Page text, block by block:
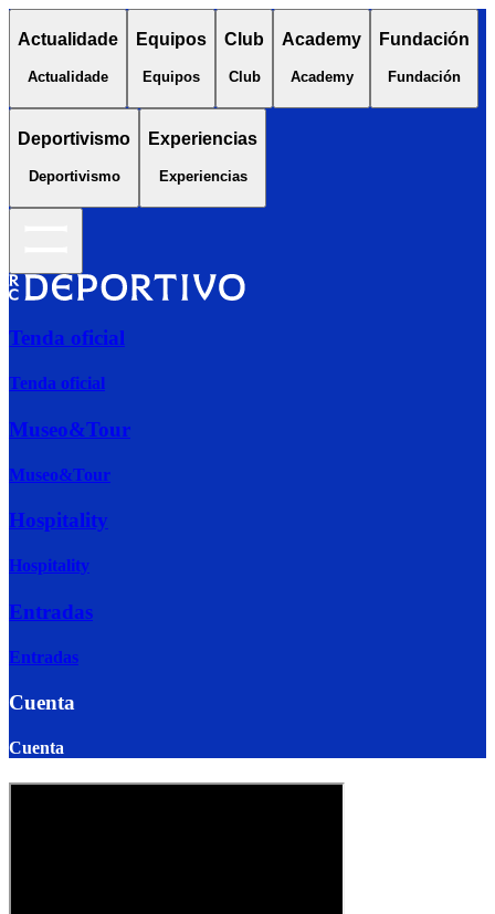
Actualidade
Actualidade
Equipos
Equipos
Club
Club
Academy
Academy
Fundación
Fundación
Deportivismo
Deportivismo
Experiencias
Experiencias
Tenda oficial
Tenda oficial
Museo&Tour
Museo&Tour
Hospitality
Hospitality
Entradas
Entradas
Cuenta
Cuenta